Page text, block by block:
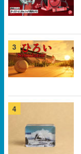
3
4